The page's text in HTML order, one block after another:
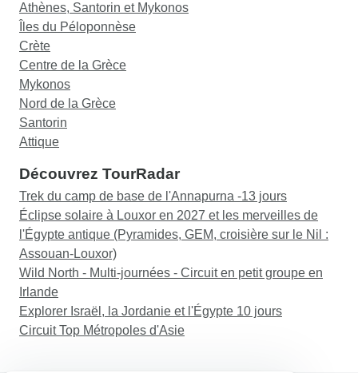
Athènes, Santorin et Mykonos
Îles du Péloponnèse
Crète
Centre de la Grèce
Mykonos
Nord de la Grèce
Santorin
Attique
Découvrez TourRadar
Trek du camp de base de l'Annapurna -13 jours
Éclipse solaire à Louxor en 2027 et les merveilles de
l'Égypte antique (Pyramides, GEM, croisière sur le Nil :
Assouan-Louxor)
Wild North - Multi-journées - Circuit en petit groupe en
Irlande
Explorer Israël, la Jordanie et l'Égypte 10 jours
Circuit Top Métropoles d'Asie